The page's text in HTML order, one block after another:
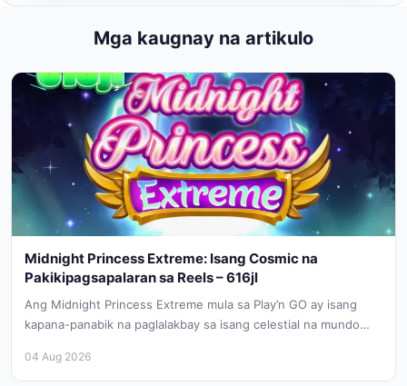
Mga kaugnay na artikulo
Midnight Princess Extreme: Isang Cosmic na
Pakikipagsapalaran sa Reels – 616jl
Ang Midnight Princess Extreme mula sa Play’n GO ay isang
kapana-panabik na paglalakbay sa isang celestial na mundo
04 Aug 2026